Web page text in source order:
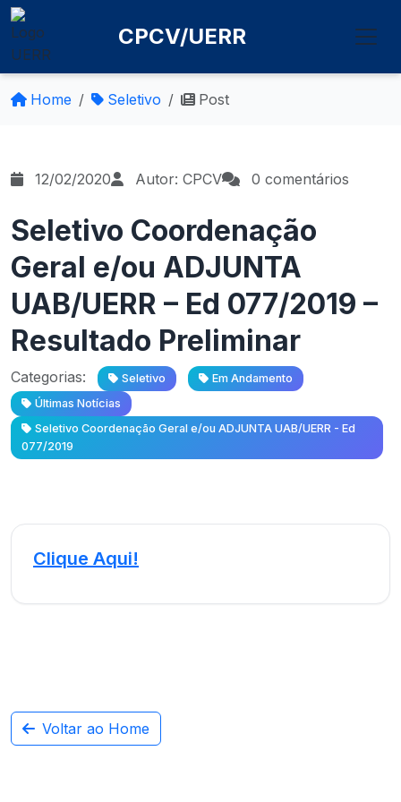
CPCV/UERR
Home Seletivo Post
12/02/2020 Autor: CPCV 0 comentários
Seletivo Coordenação
Geral e/ou ADJUNTA
UAB/UERR – Ed 077/2019 –
Resultado Preliminar
Categorias: Seletivo
Em Andamento
Últimas Notícias
Seletivo Coordenação Geral e/ou ADJUNTA UAB/UERR - Ed
077/2019
Clique Aqui!
Voltar ao Home